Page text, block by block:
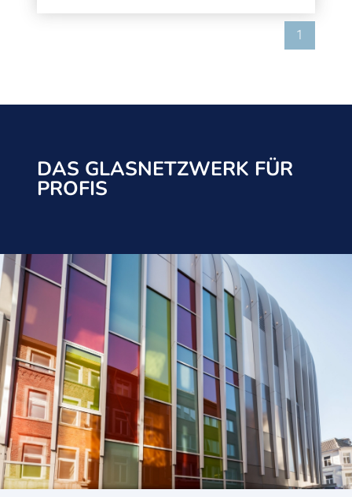
1
DAS GLASNETZWERK FÜR
PROFIS